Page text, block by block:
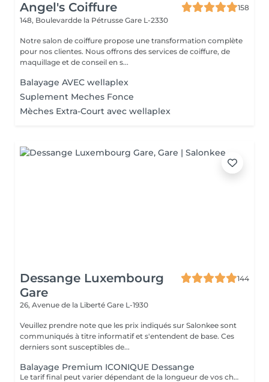
Angel's Coiffure
158
148, Boulevardde la Pétrusse Gare L-2330
Notre salon de coiffure propose une transformation complète
pour nos clientes. Nous offrons des services de coiffure, de
maquillage et de conseil en s...
Balayage AVEC wellaplex
Suplement Meches Fonce
Mèches Extra-Court avec wellaplex
Dessange Luxembourg
Gare
144
26, Avenue de la Liberté Gare L-1930
Veuillez prendre note que les prix indiqués sur Salonkee sont
communiqués à titre informatif et s'entendent de base. Ces
derniers sont susceptibles de...
Balayage Premium ICONIQUE Dessange
Le tarif final peut varier dépendant de la longueur de vos cheveux ainsi que des soins et produits utilisés.